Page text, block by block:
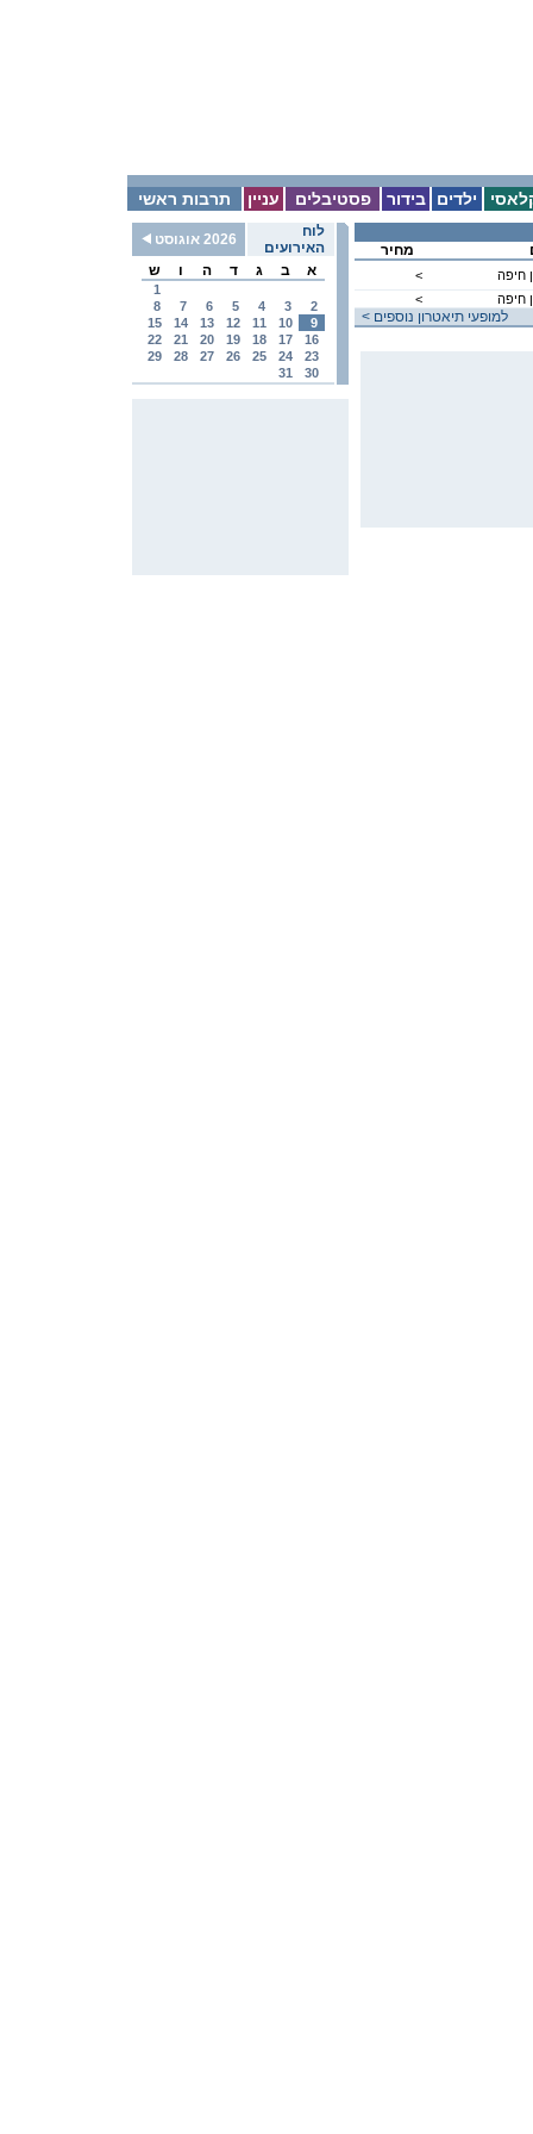
תרבות ראשי עניין פסטיבלים בידור ילדים
לוח
האירועים
2026 אוגוסט
א
ב ג ד ה ו ש
1
2
3
4
5
6
7
8
9
10
11
12
13
14
15
16
17
18
19
20
21
22
23
24
25
26
27
28
29
30
31
מחיר
<
חיפה
<
חיפה
< למופעי תיאטרון נוספים